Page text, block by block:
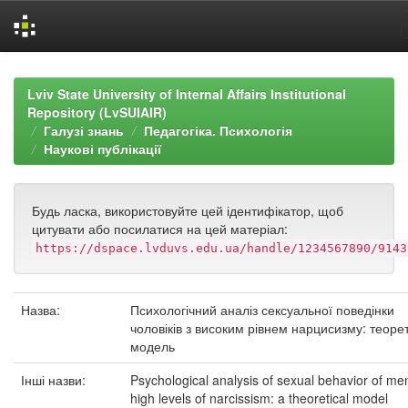
navigationLviv State University of Internal Affairs Institutional
Repository (LvSUIAIR)
Галузі знань
Педагогіка. Психологія
Наукові публікації
Будь ласка, використовуйте цей ідентифікатор, щоб
цитувати або посилатися на цей матеріал:
https://dspace.lvduvs.edu.ua/handle/1234567890/9143
Назва:
Психологічний аналіз сексуальної поведінки
чоловіків з високим рівнем нарцисизму:
модель
Інші назви:
Psychological analysis of sexual behavior of
high levels of narcissism: a theoretical model